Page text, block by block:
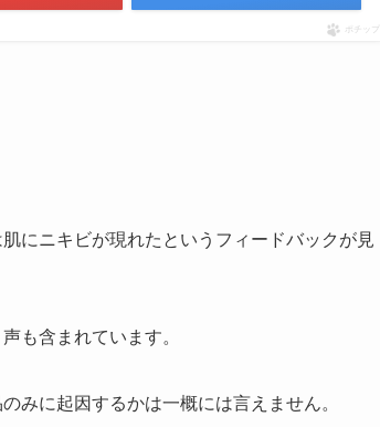
ポチップ
にニキビが現れたというフィードバックが見
も含まれています。
みに起因するかは一概には言えません。